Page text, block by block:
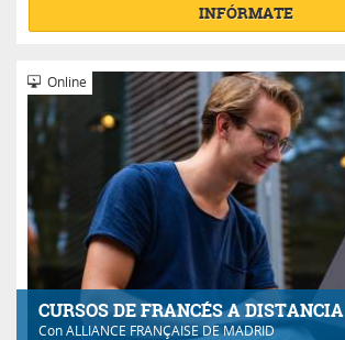
INFÓRMATE
CURSOS DE FRANCÉS A DISTANCIA
ConALLIANCE FRANÇAISE DE MADRID
Online